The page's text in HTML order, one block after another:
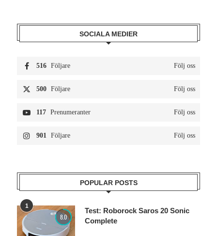
SOCIALA MEDIER
516 Följare Följ oss
500 Följare Följ oss
117 Prenumeranter Följ oss
901 Följare Följ oss
POPULAR POSTS
1
8.0
Test: Roborock Saros 20 Sonic
Complete